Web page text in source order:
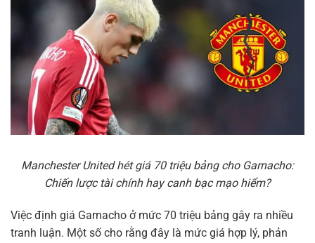
Manchester United hét giá 70 triệu bảng cho Garnacho:
Chiến lược tài chính hay canh bạc mạo hiểm?
Việc định giá Garnacho ở mức 70 triệu bảng gây ra nhiều
tranh luận. Một số cho rằng đây là mức giá hợp lý, phản